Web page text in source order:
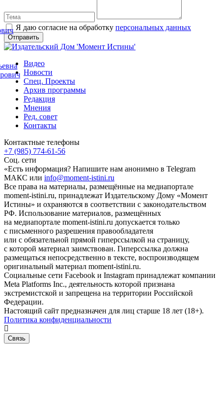
Я даю согласие на обработку персональных данных
Видео
Новости
Спец. Проекты
Архив программы
Редакция
Мнения
Ред. совет
Контакты
Контактные телефоны
+7 (985) 774-61-56
Соц. сети
«Есть информация? Напишите нам анонимно в Telegram
МАКС или info@moment-istini.ru
Все права на материалы, размещённые на медиапортале
moment-istini.ru, принадлежат Издательскому Дому «Момент
Истины» и охраняются в соответствии с законодательством
РФ. Использование материалов, размещённых
на медиапортале moment-istini.ru допускается только
с письменного разрешения правообладателя
или с обязательной прямой гиперссылкой на страницу,
с которой материал заимствован. Гиперссылка должна
размещаться непосредственно в тексте, воспроизводящем
оригинальный материал moment-istini.ru.
Социальные сети Facebook и Instagram принадлежат компании
Meta Platforms Inc., деятельность которой признана
экстремистской и запрещена на территории Российской
Федерации.
Настоящий сайт предназначен для лиц старше 18 лет (18+).
Политика конфиденциальности
Связь